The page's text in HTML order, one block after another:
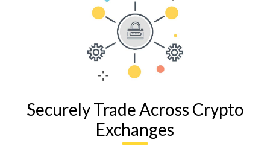
Securely Trade Across Crypto
Exchanges